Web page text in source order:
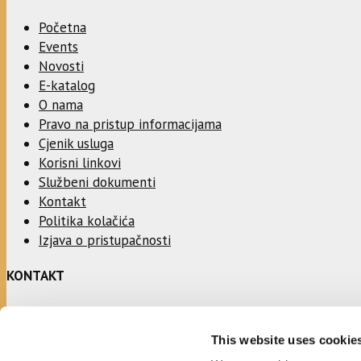
This website uses
Početna
Events
Novosti
E-katalog
O nama
Pravo na pristup informacijama
Cjenik usluga
Korisni linkovi
Službeni dokumenti
Kontakt
Politika kolačića
Izjava o pristupačnosti
KONTAKT